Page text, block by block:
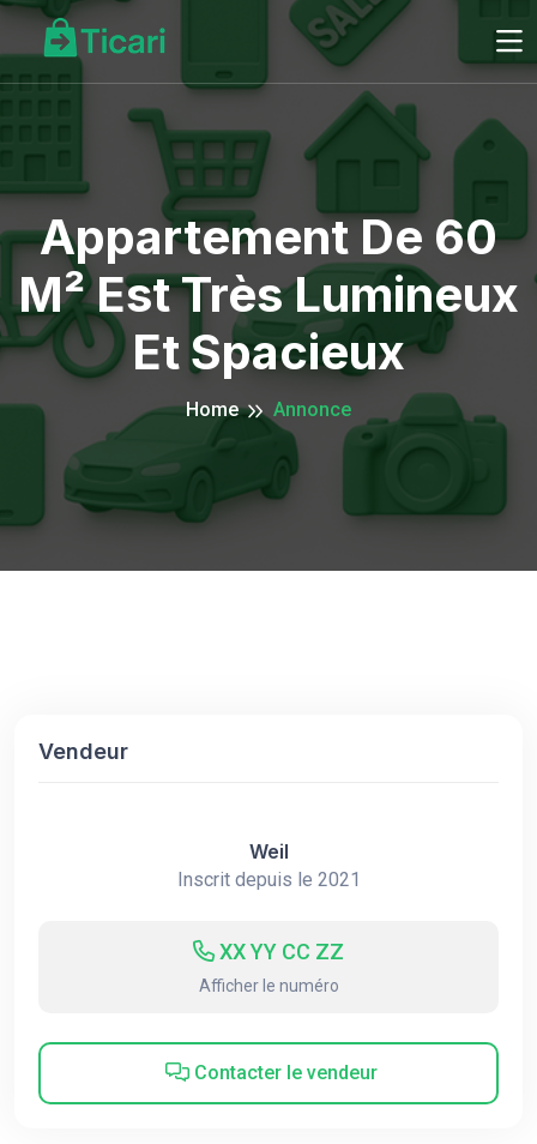
Appartement De 60
M² Est Très Lumineux
Et Spacieux
Home Annonce
Vendeur
Weil
Inscrit depuis le 2021
XX YY CC ZZ
Afficher le numéro
Contacter le vendeur